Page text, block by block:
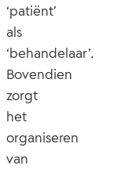
‘patiënt’
als
‘behandelaar’.
Bovendien
zorgt
het
organiseren
van